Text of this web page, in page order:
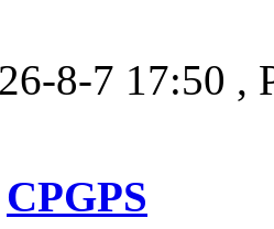
8-7 17:50 ,
CPGPS